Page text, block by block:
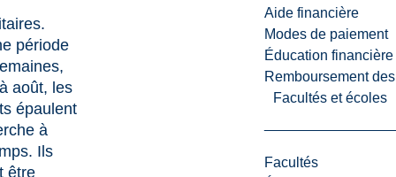
Aide financière
Modes de paiement
Éducation financière
Remboursement
Facultés et écoles
Facultés
période
août, les
épaulent
à
Ils
être